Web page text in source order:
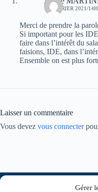
Gérer
15 FÉVRIER 2021/
Merci de prendre la
Si important pour les
faire dans l’intérêt du
faisions, IDE, dans
Ensemble on est plus
Laisser un commentaire
Vous devez vous connecter